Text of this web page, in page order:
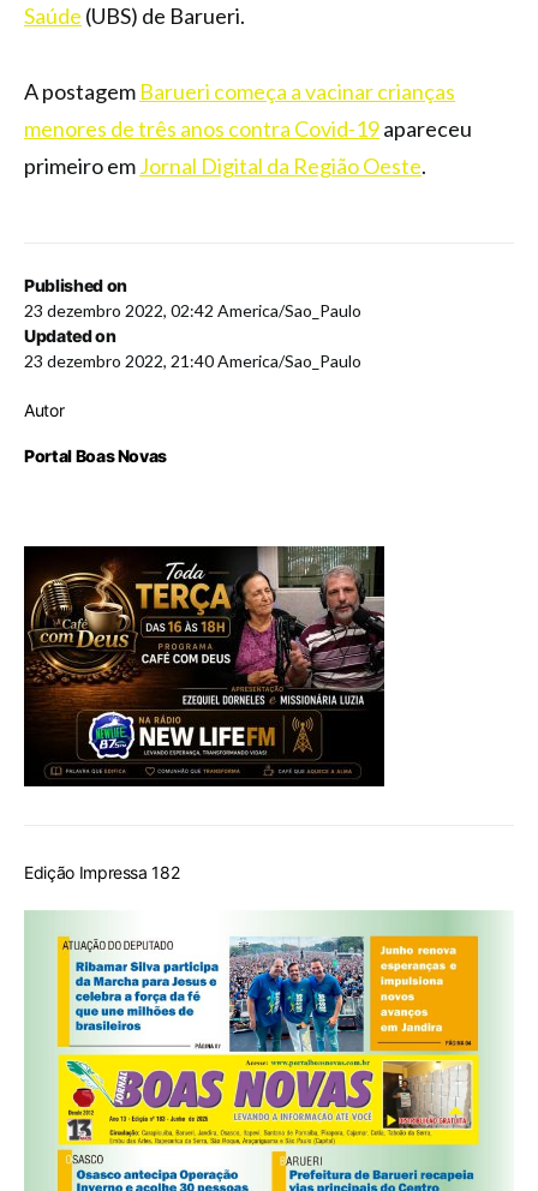
Published on
23 dezembro 2022, 02:42 America/Sao_Paulo
Updated on
23 dezembro 2022, 21:40 America/Sao_Paulo
Autor
Portal Boas Novas
Saúde (UBS) de Barueri.
A postagem Barueri começa a vacinar crianças
menores de três anos contra Covid-19apareceu
primeiro emJornal Digital da Região Oeste.
Edição Impressa 182